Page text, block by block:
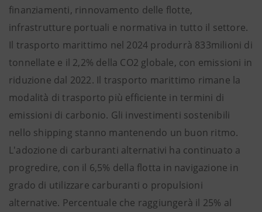
finanziamenti, rinnovamento delle flotte,
infrastrutture portuali e normativa in tutto il settore.
Il trasporto marittimo nel 2024 produrrà 833milioni di
tonnellate e il 2,2% della CO2 globale, con emissioni in
riduzione dal 2022. Il trasporto marittimo rimane la
modalità di trasporto più efficiente in termini di
emissioni di carbonio. Gli investimenti sostenibili
nello shipping stanno mantenendo un buon ritmo.
L'adozione di carburanti alternativi ha continuato a
progredire, con il 6,5% della flotta in navigazione in
grado di utilizzare carburanti o propulsioni
alternative. Percentuale che raggiungerà il 25% al